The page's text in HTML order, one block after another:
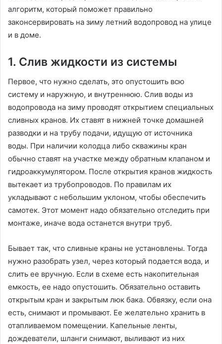
алгоритм, который поможет правильно
законсервировать на зиму летний водопровод на улице
и в доме.
1. Слив жидкости из системы
Первое, что нужно сделать, это опустошить всю
систему и наружную, и внутреннюю. Слив воды из
водопровода на зиму проводят открытием специальных
сливных кранов. Их ставят в нижней точке домашней
разводки и на трубу подачи, идущую от источника
воды. При наличии колодца либо скважины кран
обычно ставят на участке между обратным клапаном и
гидроаккумулятором. После открытия кранов жидкость
вытекает из трубопроводов. По правилам их
укладывают с небольшим уклоном, чтобы обеспечить
самотек. Этот момент надо обязательно отследить при
монтаже, иначе вода останется внутри труб.
Бывает так, что сливные краны не установлены. Тогда
нужно разобрать узел, через который подается вода, и
слить ее вручную. Если в схеме есть накопительная
емкость, ее надо опустошить. Обязательно оставить
открытым кран и закрытым люк бака. Обвязку, если она
есть, снимают и промывают. Ее желательно хранить в
отапливаемом помещении. Капельные ленты,
дождеватели, шланги снимают, выливают из них